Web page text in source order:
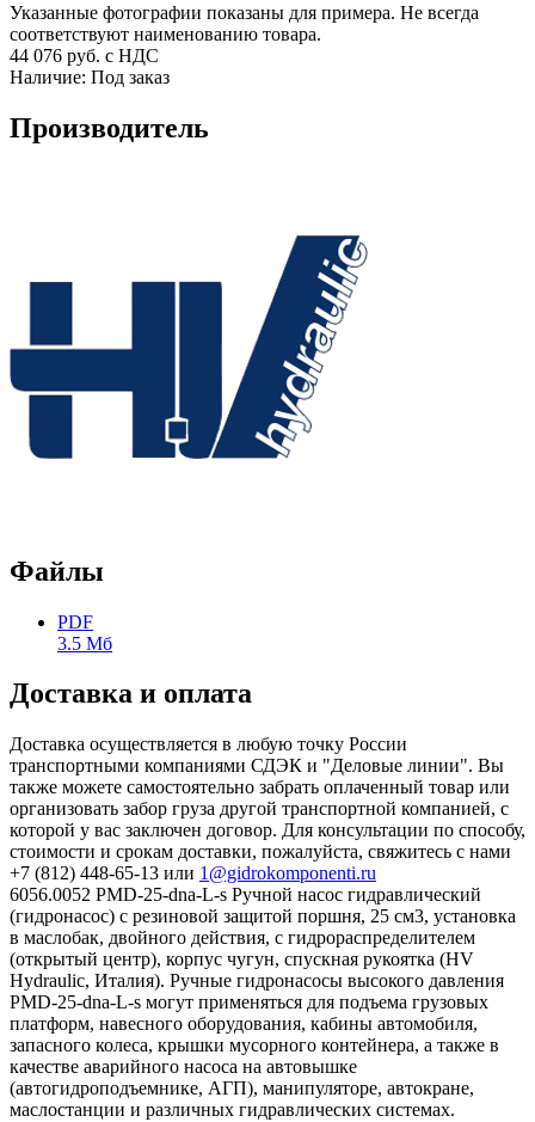
Указанные фотографии показаны для примера. Не всегда
соответствуют наименованию товара.
44 076 руб. с НДС
Наличие: Под заказ
Производитель
Файлы
PDF
3.5 Мб
Доставка и оплата
Доставка осуществляется в любую точку России
транспортными компаниями СДЭК и "Деловые линии". Вы
также можете самостоятельно забрать оплаченный товар или
организовать забор груза другой транспортной компанией, с
которой у вас заключен договор. Для консультации по способу,
стоимости и срокам доставки, пожалуйста, свяжитесь с нами
+7 (812) 448-65-13 или 1@gidrokomponenti.ru
6056.0052 PMD-25-dna-L-s Ручной насос гидравлический
(гидронасос) с резиновой защитой поршня, 25 см3, установка
в маслобак, двойного действия, с гидрораспределителем
(открытый центр), корпус чугун, спускная рукоятка (HV
Hydraulic, Италия). Ручные гидронасосы высокого давления
PMD-25-dna-L-s могут применяться для подъема грузовых
платформ, навесного оборудования, кабины автомобиля,
запасного колеса, крышки мусорного контейнера, а также в
качестве аварийного насоса на автовышке
(автогидроподъемнике, АГП), манипуляторе, автокране,
маслостанции и различных гидравлических системах.